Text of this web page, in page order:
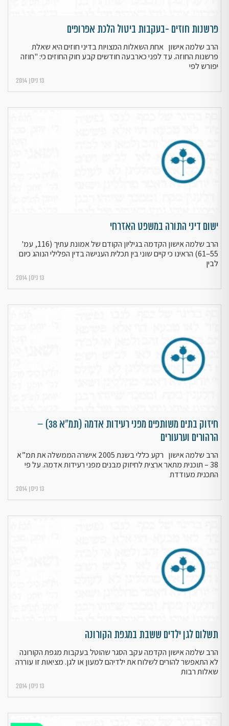
פרשנות חוזים -בעקבות ביטול הלכת אפרופים
הרב שלמה אישון אחת השאלות המצויות בדיני חוזים היא שאלת
פרשנות החוזה. עד לפני כארבעה חודשים קבע חוק החוזים כי: "חוזה
יפורש לפי
13 ניסן 2014
ישום דיני התורה במשפט האזרחי
הרב שלמה אישון הקדמה בגיליון הקודם של אמונת עתיך (116, עמ'
55–61) הראינו כי קיים שוני בין תכלית הענישה בדין הפלילי הנוהג כיום
לבין
13 ניסן 2014
חיזוק בתים משותפים מפני רעידות אדמה (תמ"א 38) –
הרהורים וערעורים
הרב שלמה אישון רקע כללי בשנת 2005 אישרה הממשלה את תמ”א
38 – תוכנית מתאר ארצית לחיזוק מבנים מפני רעידות אדמה. על פי
התכנית מעודדת
13 ניסן 2014
תשלום לגן ילדים ששבת במגפת הקורונה
הרב שלמה אישון הקדמה עקב הסגר שהוטל בעקבות מגפת הקורונה
לא התאפשר להורים לשלוח את ילדיהם למעון או לגן. מציאות זו עוררה
שאלות רבות
13 ניסן 2014